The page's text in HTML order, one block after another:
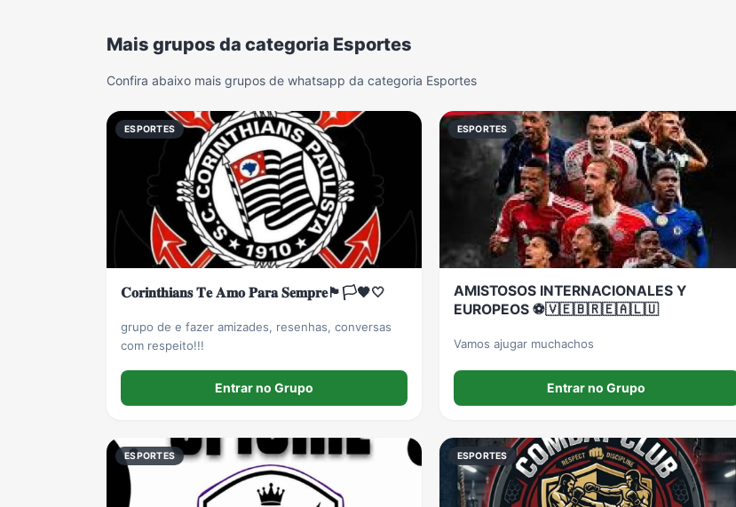
Mais grupos da categoria Esportes
Confira abaixo mais grupos de whatsapp da categoria Esportes
ESPORTES
𝐂𝐨𝐫𝐢𝐧𝐭𝐡𝐢𝐚𝐧𝐬 𝐓𝐞 𝐀𝐦𝐨 𝐏𝐚𝐫𝐚 𝐒𝐞𝐦𝐩𝐫𝐞🏴🏳️🖤🤍
grupo de e fazer amizades, resenhas, conversas
com respeito!!!
Entrar no Grupo
ESPORTES
AMISTOSOS INTERNACIONALES Y
EUROPEOS ⚽️🇻🇪🇧🇷🇪🇦🇱🇺
Vamos ajugar muchachos
Entrar no Grupo
ESPORTES ESPORTES